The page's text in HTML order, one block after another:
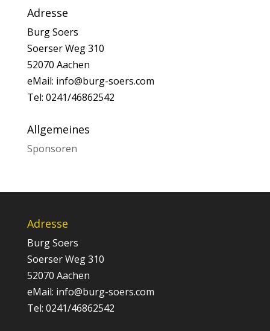
Adresse
Burg Soers
Soerser Weg 310
52070 Aachen
eMail: info@burg-soers.com
Tel: 0241/46862542
Allgemeines
Sponsoren
Adresse
Burg Soers
Soerser Weg 310
52070 Aachen
eMail: info@burg-soers.com
Tel: 0241/46862542